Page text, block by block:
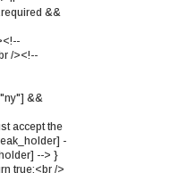
&&
/><!--
&&
accept the
-
--> }
true;<br />